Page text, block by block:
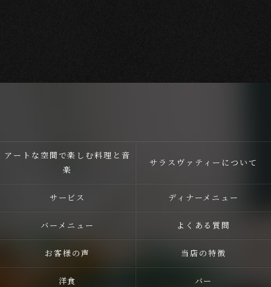
アートな空間で楽しむ料理と音
楽
サラスヴァティーについて
サービス ディナーメニュー
バーメニュー よくある質問
お客様の声 当店の特徴
洋食 バー